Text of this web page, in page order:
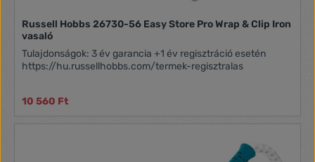
Russell Hobbs 26730-56 Easy Store Pro Wrap & Clip Iron
vasaló
Tulajdonságok: 3 év garancia +1 év regisztráció esetén
https://hu.russellhobbs.com/termek-regisztralas
10 560 Ft